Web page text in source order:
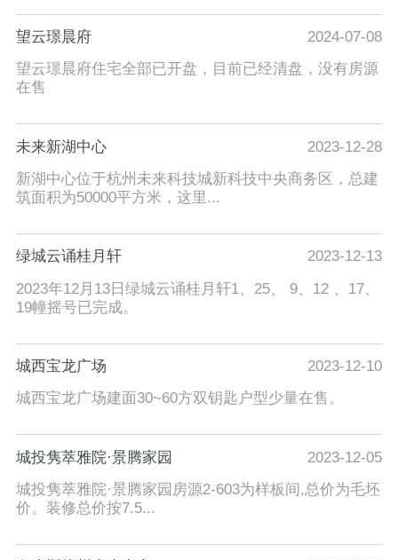
望云璟晨府
2024-07-08
望云璟晨府住宅全部已开盘，目前已经清盘，没有房源
在售
未来新湖中心
2023-12-28
新湖中心位于杭州未来科技城新科技中央商务区，总建
筑面积为50000平方米，这里...
绿城云诵桂月轩
2023-12-13
2023年12月13日绿城云诵桂月轩1、25、 9、12 、17、
19幢摇号已完成。
城西宝龙广场
2023-12-10
城西宝龙广场建面30~60方双钥匙户型少量在售。
城投隽萃雅院·景腾家园
2023-12-05
城投隽萃雅院·景腾家园房源2-603为样板间,总价为毛坯
价。装修总价按7.5...